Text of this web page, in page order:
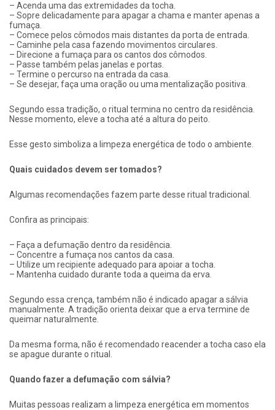
– Acenda uma das extremidades da tocha.
– Sopre delicadamente para apagar a chama e manter apenas a
fumaça.
– Comece pelos cômodos mais distantes da porta de entrada.
– Caminhe pela casa fazendo movimentos circulares.
– Direcione a fumaça para os cantos dos cômodos.
– Passe também pelas janelas e portas.
– Termine o percurso na entrada da casa.
– Se desejar, faça uma oração ou uma mentalização positiva.
Segundo essa tradição, o ritual termina no centro da residência.
Nesse momento, eleve a tocha até a altura do peito.
Esse gesto simboliza a limpeza energética de todo o ambiente.
Quais cuidados devem ser tomados?
Algumas recomendações fazem parte desse ritual tradicional.
Confira as principais:
– Faça a defumação dentro da residência.
– Concentre a fumaça nos cantos da casa.
– Utilize um recipiente adequado para apoiar a tocha.
– Mantenha cuidado durante toda a queima da erva.
Segundo essa crença, também não é indicado apagar a sálvia
manualmente. A tradição orienta deixar que a erva termine de
queimar naturalmente.
Da mesma forma, não é recomendado reacender a tocha caso ela
se apague durante o ritual.
Quando fazer a defumação com sálvia?
Muitas pessoas realizam a limpeza energética em momentos